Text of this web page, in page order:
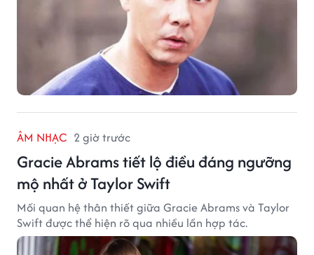
ÂM NHẠC 2 giờ trước
Gracie Abrams tiết lộ điều đáng ngưỡng
mộ nhất ở Taylor Swift
Mối quan hệ thân thiết giữa Gracie Abrams và Taylor
Swift được thể hiện rõ qua nhiều lần hợp tác.